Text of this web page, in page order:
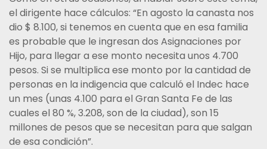
el dirigente hace cálculos: “En agosto la canasta nos
dio $ 8.100, si tenemos en cuenta que en esa familia
es probable que le ingresan dos Asignaciones por
Hijo, para llegar a ese monto necesita unos 4.700
pesos. Si se multiplica ese monto por la cantidad de
personas en la indigencia que calculó el Indec hace
un mes (unas 4.100 para el Gran Santa Fe de las
cuales el 80 %, 3.208, son de la ciudad), son 15
millones de pesos que se necesitan para que salgan
de esa condición”.